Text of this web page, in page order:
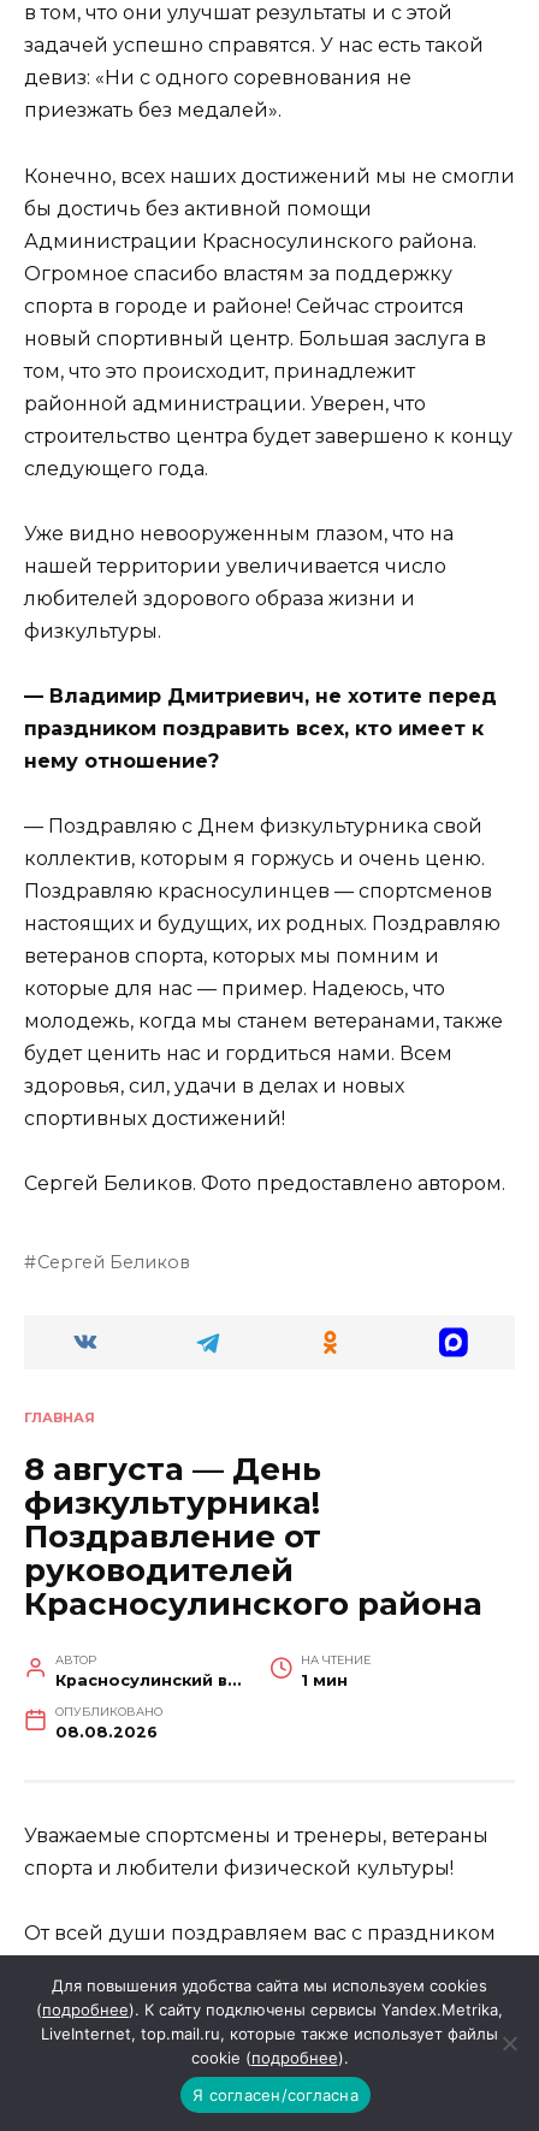
в том, что они улучшат результаты и с этой
задачей успешно справятся. У нас есть такой
девиз: «Ни с одного соревнования не
приезжать без медалей».
Конечно, всех наших достижений мы не смогли
бы достичь без активной помощи
Администрации Красносулинского района.
Огромное спасибо властям за поддержку
спорта в городе и районе! Сейчас строится
новый спортивный центр. Большая заслуга в
том, что это происходит, принадлежит
районной администрации. Уверен, что
строительство центра будет завершено к концу
следующего года.
Уже видно невооруженным глазом, что на
нашей территории увеличивается число
любителей здорового образа жизни и
физкультуры.
— Владимир Дмитриевич, не хотите перед
праздником поздравить всех, кто имеет к
нему отношение?
— Поздравляю с Днем физкультурника свой
коллектив, которым я горжусь и очень ценю.
Поздравляю красносулинцев — спортсменов
настоящих и будущих, их родных. Поздравляю
ветеранов спорта, которых мы помним и
которые для нас — пример. Надеюсь, что
молодежь, когда мы станем ветеранами, также
будет ценить нас и гордиться нами. Всем
здоровья, сил, удачи в делах и новых
спортивных достижений!
Сергей Беликов. Фото предоставлено автором.
Сергей Беликов
ГЛАВНАЯ
8 августа — День
физкультурника!
Поздравление от
руководителей
Красносулинского района
АВТОР
Красносулинский вестник
НА ЧТЕНИЕ
1 мин
ОПУБЛИКОВАНО
08.08.2026
Уважаемые спортсмены и тренеры, ветераны
спорта и любители физической культуры!
От всей души поздравляем вас с праздником
Сегодня физическая культура и спорт
являются одним из приоритетных
направлений государственной и
Для повышения удобства сайта мы используем cookies
(подробнее). К сайту подключены сервисы Yandex.Metrika,
LiveInternet, top.mail.ru, которые также использует файлы
cookie (подробнее).
Я согласен/согласна